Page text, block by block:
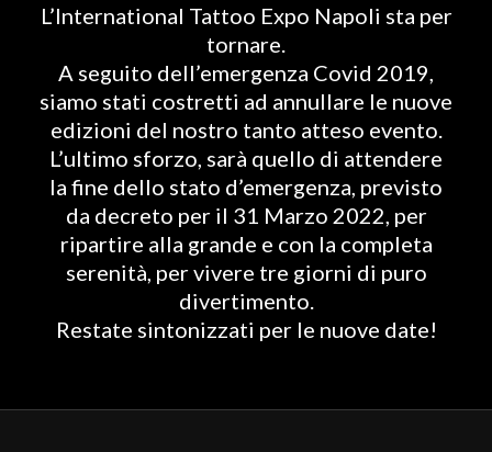
L’International Tattoo Expo Napoli sta per
tornare.
A seguito dell’emergenza Covid 2019,
siamo stati costretti ad annullare le nuove
edizioni del nostro tanto atteso evento.
L’ultimo sforzo, sarà quello di attendere
la fine dello stato d’emergenza, previsto
da decreto per il 31 Marzo 2022, per
ripartire alla grande e con la completa
serenità, per vivere tre giorni di puro
divertimento.
Restate sintonizzati per le nuove date!